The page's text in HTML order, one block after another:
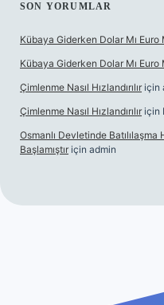
SON YORUMLAR
Kübaya Giderken Dolar Mı Euro
Kübaya Giderken Dolar Mı Euro
Çimlenme Nasıl Hızlandırılır için
Çimlenme Nasıl Hızlandırılır için
Osmanlı Devletinde
Başlamıştır için admin